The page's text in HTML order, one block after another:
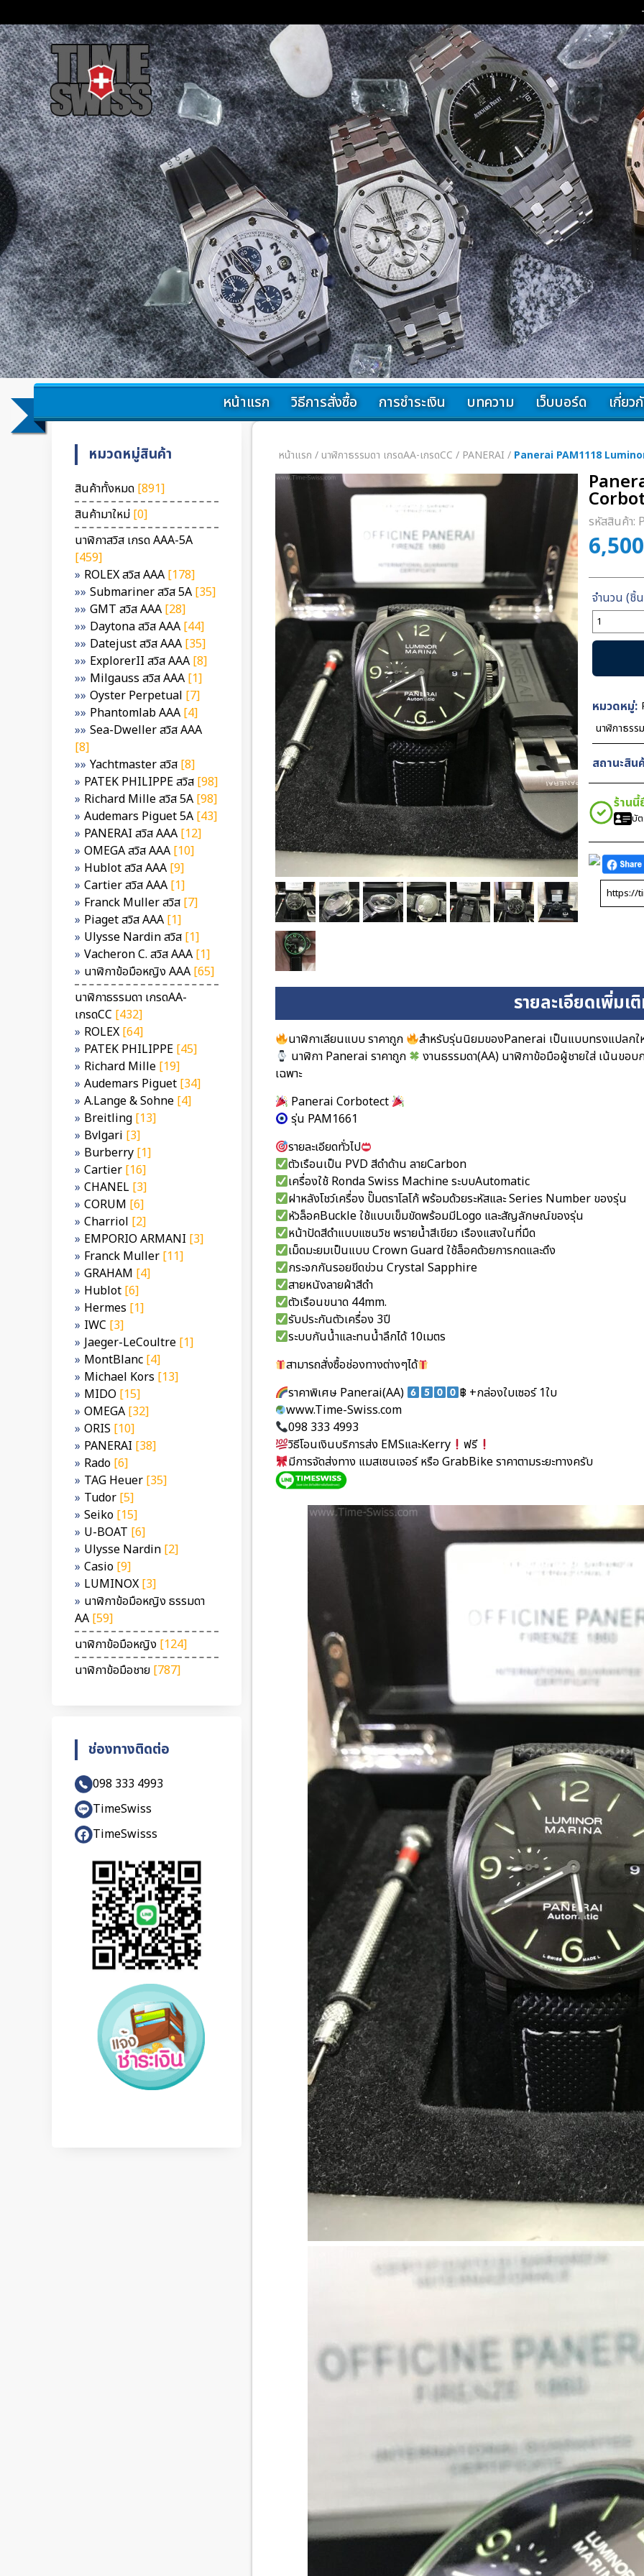
หน้าแรก วิธีการสั่งซื้อ การชำระเงิน บทความ เว็บบอร์ด เกี่ยว
หมวดหมู่สินค้า
สินค้าทั้งหมด [891]
สินค้ามาใหม่ [0]
นาฬิกาสวิส เกรด AAA-5A
[459]
ROLEX สวิส AAA [178]
Submariner สวิส 5A [35]
GMT สวิส AAA [28]
Daytona สวิส AAA [44]
Datejust สวิส AAA [35]
ExplorerII สวิส AAA [8]
Milgauss สวิส AAA [1]
Oyster Perpetual [7]
Phantomlab AAA [4]
Sea-Dweller สวิส AAA
[8]
Yachtmaster สวิส [8]
PATEK PHILIPPE สวิส [98]
Richard Mille สวิส 5A [98]
Audemars Piguet 5A [43]
PANERAI สวิส AAA [12]
OMEGA สวิส AAA [10]
Hublot สวิส AAA [9]
Cartier สวิส AAA [1]
Franck Muller สวิส [7]
Piaget สวิส AAA [1]
Ulysse Nardin สวิส [1]
Vacheron C. สวิส AAA [1]
นาฬิกาข้อมือหญิง AAA [65]
นาฬิกาธรรมดา เกรดAA-
เกรดCC [432]
ROLEX [64]
PATEK PHILIPPE [45]
Richard Mille [19]
Audemars Piguet [34]
A.Lange & Sohne [4]
Breitling [13]
Bvlgari [3]
Burberry [1]
Cartier [16]
CHANEL [3]
CORUM [6]
Charriol [2]
EMPORIO ARMANI [3]
Franck Muller [11]
GRAHAM [4]
Hublot [6]
Hermes [1]
IWC [3]
Jaeger-LeCoultre [1]
MontBlanc [4]
Michael Kors [13]
MIDO [15]
OMEGA [32]
ORIS [10]
PANERAI [38]
Rado [6]
TAG Heuer [35]
Tudor [5]
Seiko [15]
U-BOAT [6]
Ulysse Nardin [2]
Casio [9]
LUMINOX [3]
นาฬิกาข้อมือหญิง ธรรมดา
AA [59]
นาฬิกาข้อมือหญิง [124]
นาฬิกาข้อมือชาย [787]
ช่องทางติดต่อ
098 333 4993
TimeSwiss
TimeSwisss
หน้าแรก / นาฬิกาธรรมดา เกรดAA-เกรดCC / PANERAI / Panerai PAM1118
รหัสสินค้า:
จำนวน
Panerai
PAM1118
Corbotect
Dial
ชิ้น
หมวดหมู่:
นาฬิกาธรร
สถานะสิน
ร้าน
บัต
รายละเอียดเพิ่มเ
นาฬิกาเลียนแบบ ราคาถูก
สำหรับรุ่นนิยมของPanerai เป็นแบบทรงแปลกใ
นาฬิกา Panerai ราคาถูก
งานธรรมดา(AA) นาฬิกาข้อมือผู้ชายใส่ เน้นขอ
เฉพาะ
Panerai Corbotect
รุ่น PAM1661
รายละเอียดทั่วไป
ตัวเรือนเป็น PVD สีดำด้าน ลายCarbon
เครื่องใช้ Ronda Swiss Machine ระบบAutomatic
ฝาหลังโชว์เครื่อง ปั๊มตราโลโก้ พร้อมด้วยระหัสและ Series Number ของรุ่น
หัวล็อคBuckle ใช้แบบเข็มขัดพร้อมมีLogo และสัญลักษณ์ของรุ่น
หน้าปัดสีดำแบบแซนวิช พรายน้ำสีเขียว เรืองแสงในที่มืด
เม็ดมะยมเป็นแบบ Crown Guard ใช้ล็อคด้วยการกดและดึง
กระจกกันรอยขีดข่วน Crystal Sapphire
สายหนังลายผ้าสีดำ
ตัวเรือนขนาด 44mm.
รับประกันตัวเครื่อง 3ปี
ระบบกันน้ำและทนน้ำลึกได้ 10เมตร
สามารถสั่งซื้อช่องทางต่างๆได้
ราคาพิเศษ Panerai(AA)
฿ +กล่องใบเซอร์ 1ใบ
www.Time-Swiss.com
098 333 4993
วิธีโอนเงินบริการส่ง EMSและKerry
ฟรี
มีการจัดส่งทาง แมสเซนเจอร์ หรือ GrabBike ราคาตามระยะทางครับ